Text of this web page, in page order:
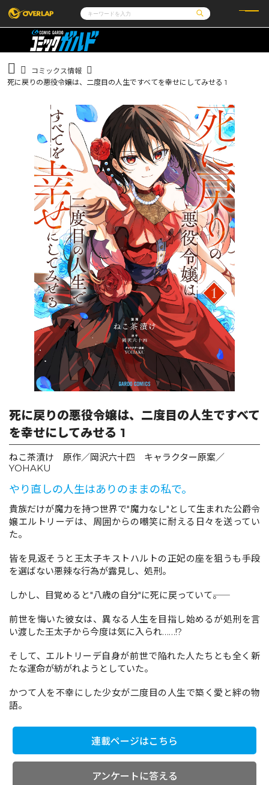
コミック
コミッククリエ
LiQulle
ライトノベル
その他 通販・NEWS
企業
会社概要
採用情報
アクセス
オーバーラップホールディングス
お問い合わせはこちら
オーバーラップ文庫
オーバーラップノベルス
オーバーラップノベルスf
ロサージュノベルス
コミックガルド
リキューレ
コミックパルフェ
コミックエッセイ
閉じる
コミックス情報
死に戻りの悪役令嬢は、二度目の人生ですべてを幸せにしてみせる 1
死に戻りの悪役令嬢は、二度目の人生ですべて
を幸せにしてみせる 1
ねこ茶漬け 原作／岡沢六十四 キャラクター原案／
YOHAKU
やり直しの人生はありのままの私で。
貴族だけが魔力を持つ世界で"魔力なし"として生まれた公爵令
嬢エルトリーデは、周囲からの嘲笑に耐える日々を送ってい
た。
皆を見返そうと王太子キストハルトの正妃の座を狙うも手段
を選ばない悪辣な行為が露見し、処刑。
しかし、目覚めると"八歳の自分"に死に戻っていて――。
前世を悔いた彼女は、異なる人生を目指し始めるが処刑を言
い渡した王太子から今度は気に入られ……!?
そして、エルトリーデ自身が前世で陥れた人たちとも全く新
たな運命が紡がれようとしていた。
かつて人を不幸にした少女が二度目の人生で築く愛と絆の物
語。
連載ページはこちら
アンケートに答える